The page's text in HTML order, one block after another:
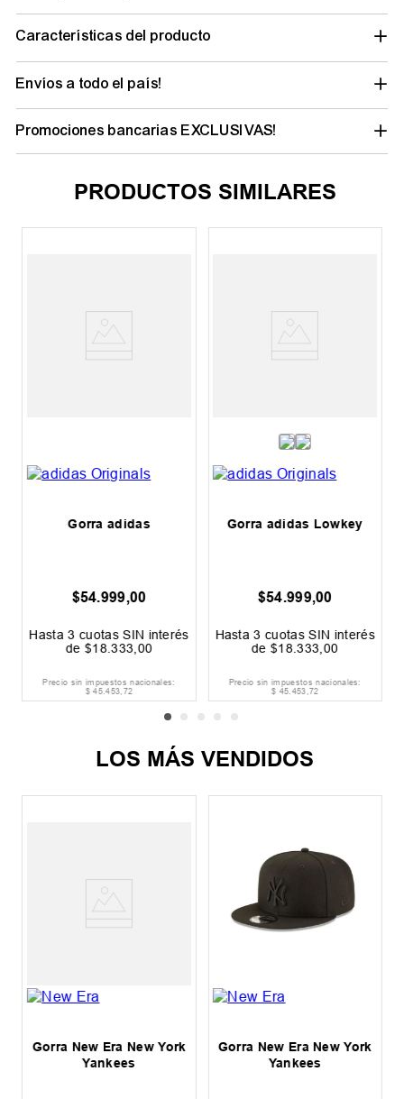
Características del producto
Envíos a todo el país!
Promociones bancarias EXCLUSIVAS!
PRODUCTOS SIMILARES
Gorra adidas
$54.999,00
Hasta3 cuotas SIN interés
de $18.333,00
Precio sin impuestos nacionales:
$ 45.453,72
Gorra adidas Lowkey
$54.999,00
Hasta3 cuotas SIN interés
de $18.333,00
Precio sin impuestos nacionales:
$ 45.453,72
LOS MÁS VENDIDOS
Gorra New Era New York
Yankees
Gorra New Era New York
Yankees